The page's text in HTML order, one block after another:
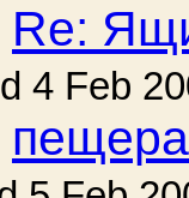
Re:
4 Feb